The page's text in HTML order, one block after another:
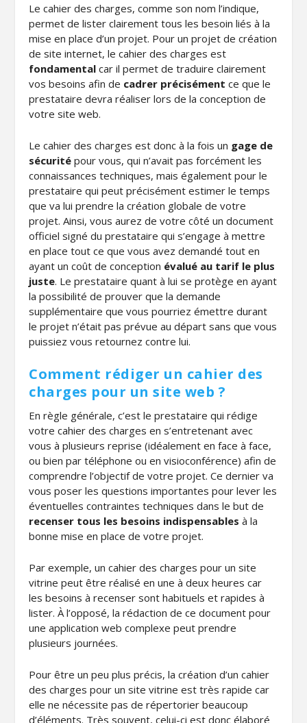
Le cahier des charges, comme son nom l’indique,
permet de lister clairement tous les besoin liés à la
mise en place d’un projet. Pour un projet de création
de site internet, le cahier des charges est
fondamental car il permet de traduire clairement
vos besoins afin de cadrer précisément ce que le
prestataire devra réaliser lors de la conception de
votre site web.
Le cahier des charges est donc à la fois un gage de
sécurité pour vous, qui n’avait pas forcément les
connaissances techniques, mais également pour le
prestataire qui peut précisément estimer le temps
que va lui prendre la création globale de votre
projet. Ainsi, vous aurez de votre côté un document
officiel signé du prestataire qui s’engage à mettre
en place tout ce que vous avez demandé tout en
ayant un coût de conception évalué au tarif le plus
juste. Le prestataire quant à lui se protège en ayant
la possibilité de prouver que la demande
supplémentaire que vous pourriez émettre durant
le projet n’était pas prévue au départ sans que vous
puissiez vous retournez contre lui.
Comment rédiger un cahier des
charges pour un site web ?
En règle générale, c’est le prestataire qui rédige
votre cahier des charges en s’entretenant avec
vous à plusieurs reprise (idéalement en face à face,
ou bien par téléphone ou en visioconférence) afin de
comprendre l’objectif de votre projet. Ce dernier va
vous poser les questions importantes pour lever les
éventuelles contraintes techniques dans le but de
recenser tous les besoins indispensables à la
bonne mise en place de votre projet.
Par exemple, un cahier des charges pour un site
vitrine peut être réalisé en une à deux heures car
les besoins à recenser sont habituels et rapides à
lister. À l’opposé, la rédaction de ce document pour
une application web complexe peut prendre
plusieurs journées.
Pour être un peu plus précis, la création d’un cahier
des charges pour un site vitrine est très rapide car
elle ne nécessite pas de répertorier beaucoup
d’éléments. Très souvent, celui-ci est donc élaboré